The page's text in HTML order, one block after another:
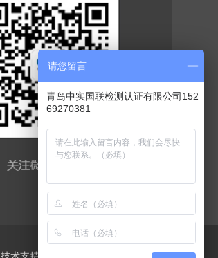
请您留言
青岛中实国联检测认证有限公司152
69270381